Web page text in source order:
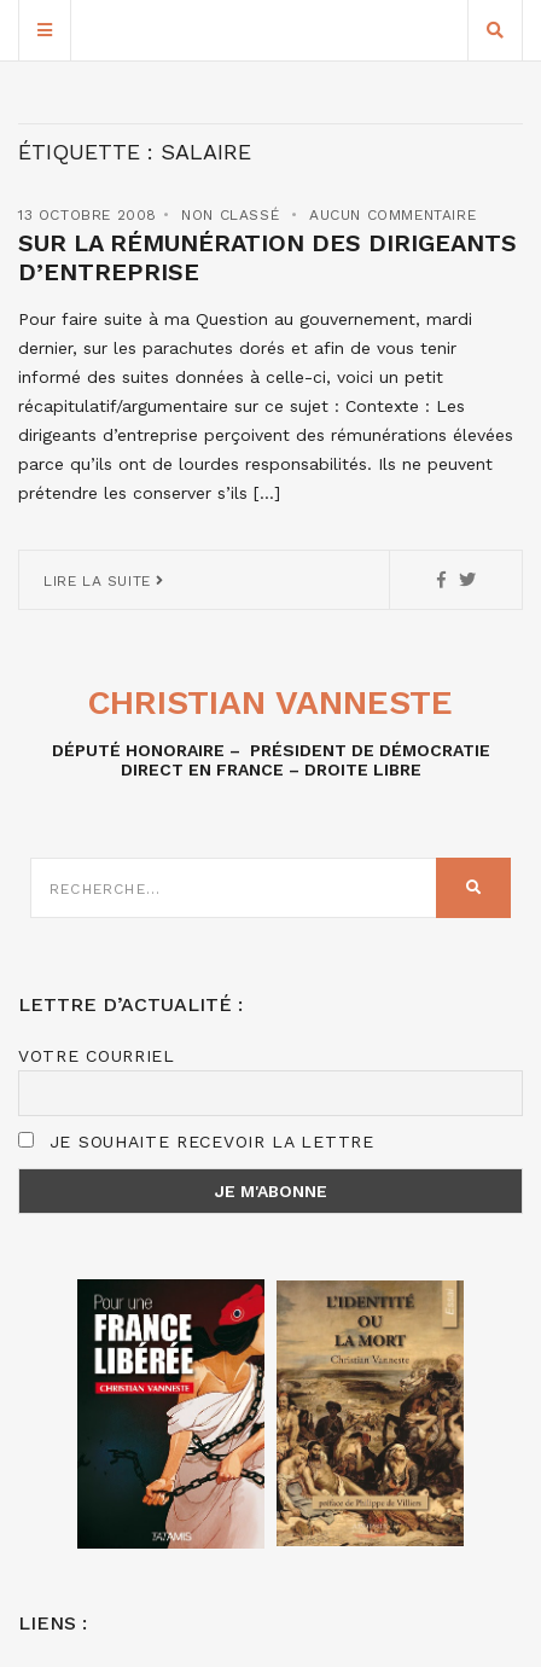
ÉTIQUETTE : SALAIRE
13 OCTOBRE 2008 NON CLASSÉ AUCUN COMMENTAIRE
SUR LA RÉMUNÉRATION DES DIRIGEANTS
D’ENTREPRISE
Pour faire suite à ma Question au gouvernement, mardi
dernier, sur les parachutes dorés et afin de vous tenir
informé des suites données à celle-ci, voici un petit
récapitulatif/argumentaire sur ce sujet : Contexte : Les
dirigeants d’entreprise perçoivent des rémunérations élevées
parce qu’ils ont de lourdes responsabilités. Ils ne peuvent
prétendre les conserver s’ils […]
LIRE LA SUITE
CHRISTIAN VANNESTE
DÉPUTÉ HONORAIRE – PRÉSIDENT DE DÉMOCRATIE
DIRECT EN FRANCE – DROITE LIBRE
SUR
LETTRE D’ACTUALITÉ :
VOTRE COURRIEL
JE SOUHAITE RECEVOIR LA LETTRE
LIENS :